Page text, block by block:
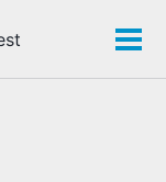
Toggle